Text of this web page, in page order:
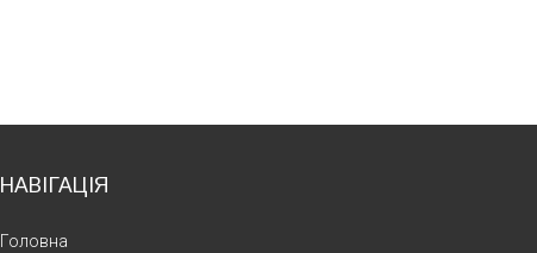
НАВІГАЦІЯ
Головна